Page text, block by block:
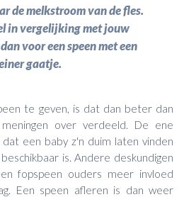
de melkstroom van de fles.
in vergelijking met jouw
voor een speen met een
gaatje.
te geven, is dat dan beter dan
over verdeeld. De ene
dat een baby z'n duim laten vinden
is. Andere deskundigen
fopspeen ouders meer invloed
Een speen afleren is dan weer